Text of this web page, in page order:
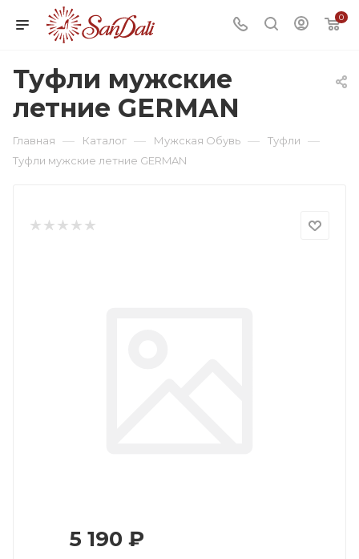
0
Туфли мужские
летние GERMAN
Главная — Каталог — Мужская Обувь — Туфли —
Туфли мужские летние GERMAN
5 190 ₽